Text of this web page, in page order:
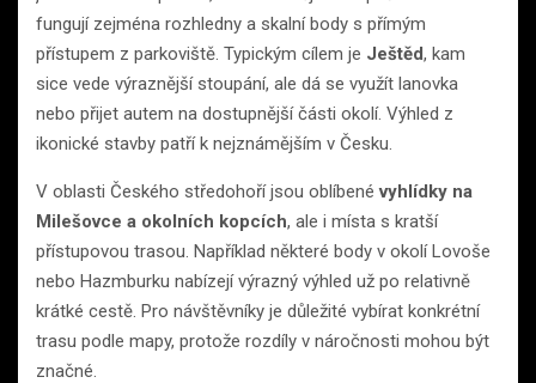
fungují zejména rozhledny a skalní body s přímým
přístupem z parkoviště. Typickým cílem je Ještěd, kam
sice vede výraznější stoupání, ale dá se využít lanovka
nebo přijet autem na dostupnější části okolí. Výhled z
ikonické stavby patří k nejznámějším v Česku.
V oblasti Českého středohoří jsou oblíbenévyhlídky na
Milešovce a okolních kopcích, ale i místa s kratší
přístupovou trasou. Například některé body v okolí Lovoše
nebo Hazmburku nabízejí výrazný výhled už po relativně
krátké cestě. Pro návštěvníky je důležité vybírat konkrétní
trasu podle mapy, protože rozdíly v náročnosti mohou být
značné.